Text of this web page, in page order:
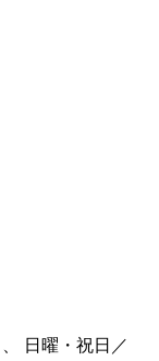
日曜・祝日／